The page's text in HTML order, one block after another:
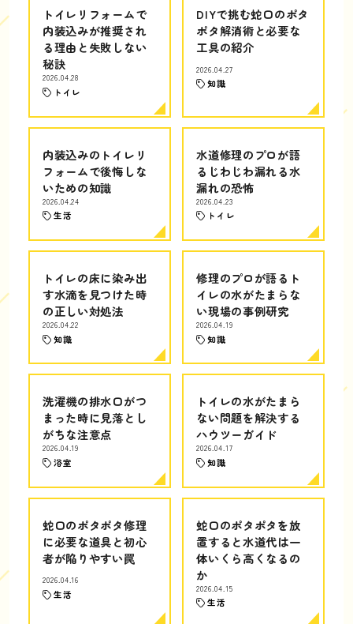
トイレリフォームで
内装込みが推奨され
る理由と失敗しない
秘訣
2026.04.28
トイレ
DIYで挑む蛇口のポタ
ポタ解消術と必要な
工具の紹介
2026.04.27
知識
内装込みのトイレリ
フォームで後悔しな
いための知識
2026.04.24
生活
水道修理のプロが語
るじわじわ漏れる水
漏れの恐怖
2026.04.23
トイレ
トイレの床に染み出
す水滴を見つけた時
の正しい対処法
2026.04.22
知識
修理のプロが語るト
イレの水がたまらな
い現場の事例研究
2026.04.19
知識
洗濯機の排水口がつ
まった時に見落とし
がちな注意点
2026.04.19
浴室
トイレの水がたまら
ない問題を解決する
ハウツーガイド
2026.04.17
知識
蛇口のポタポタ修理
に必要な道具と初心
者が陥りやすい罠
2026.04.16
生活
蛇口のポタポタを放
置すると水道代は一
体いくら高くなるの
か
2026.04.15
生活